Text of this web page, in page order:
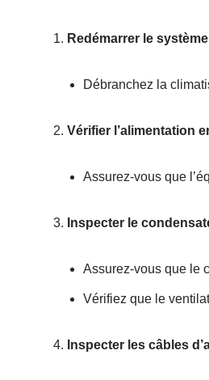
Redémarrer le
Débranchez la
Vérifier l’alimentation
Assurez-vous que
Inspecter le
Assurez-vous que le
Vérifiez que le
Inspecter les câbles